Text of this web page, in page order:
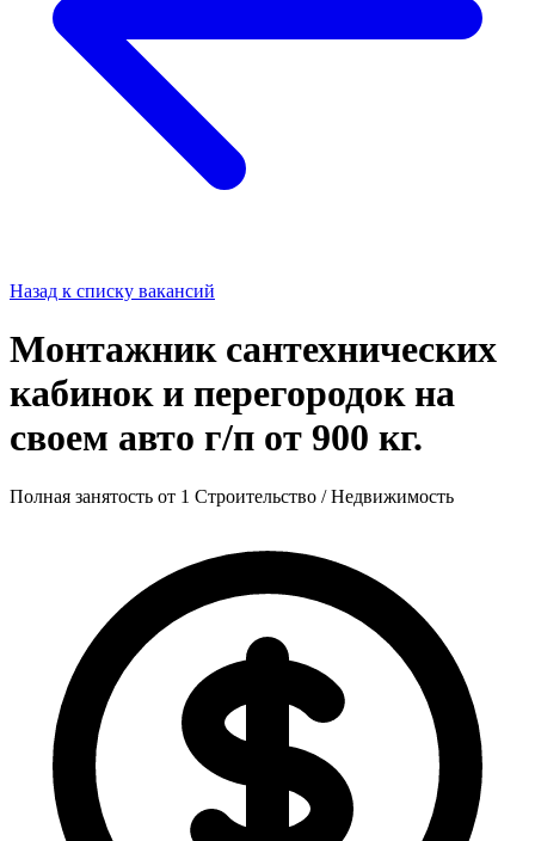
Назад к списку вакансий
Монтажник сантехнических
кабинок и перегородок на
своем авто г/п от 900 кг.
Полная занятость от 1 Строительство / Недвижимость